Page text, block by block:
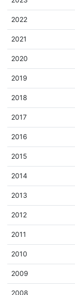
2022
2021
2020
2019
2018
2017
2016
2015
2014
2013
2012
2011
2010
2009
2008